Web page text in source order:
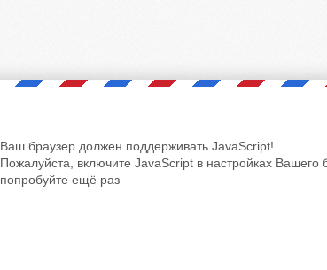
Ваш браузер должен поддерживать JavaScript!
Пожалуйста, включите JavaScript в настройках Вашего
попробуйте ещё раз